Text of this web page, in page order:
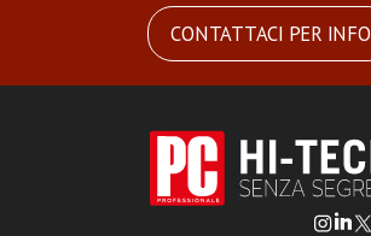
CONTATTACI PER INFO